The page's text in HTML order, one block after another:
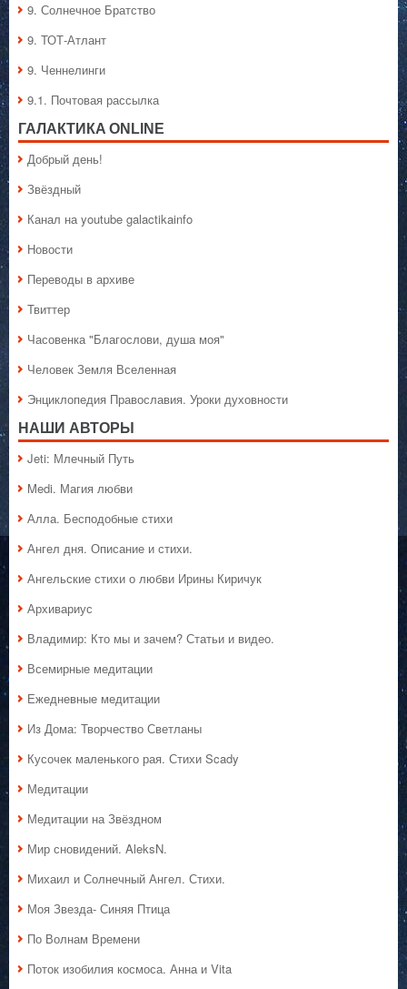
9. Солнечное Братство
9. ТОТ-Атлант
9. Ченнелинги
9.1. Почтовая рассылка
ГАЛАКТИКA ONLINE
Добрый день!
Звёздный
Канал на youtube galactikainfo
Новости
Переводы в архиве
Твиттер
Часовенка "Благослови, душа моя"
Человек Земля Вселенная
Энциклопедия Православия. Уроки духовности
НАШИ АВТОРЫ
Jeti: Млечный Путь
Medi. Магия любви
Алла. Бесподобные стихи
Ангел дня. Описание и стихи.
Ангельские стихи о любви Ирины Киричук
Архивариус
Владимир: Кто мы и зачем? Статьи и видео.
Всемирные медитации
Ежедневные медитации
Из Дома: Творчество Светланы
Кусочек маленького рая. Стихи Scady
Медитации
Медитации на Звёздном
Мир сновидений. AleksN.
Михаил и Солнечный Ангел. Стихи.
Моя Звезда- Синяя Птица
По Волнам Времени
Поток изобилия космоса. Анна и Vita